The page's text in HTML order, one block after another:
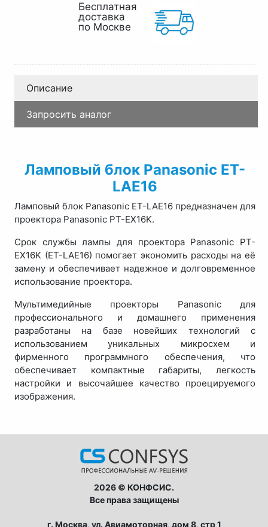
Бесплатная
доставка
по Москве
Описание
Запросить аналог
Ламповый блок Panasonic ET-
LAE16
Ламповый блок Panasonic ET-LAE16 предназначен для
проектора Panasonic PT-EX16K.
Срок службы лампы для проектора Panasonic PT-
EX16K (ET-LAE16) помогает экономить расходы на её
замену и обеспечивает надежное и долговременное
использование проектора.
Мультимедийные проекторы Panasonic для
профессионального и домашнего применения
разработаны на базе новейших технологий с
использованием уникальных микросхем и
фирменного программного обеспечения, что
обеспечивает компактные габариты, легкость
настройки и высочайшее качество проецируемого
изображения.
2026 © КОНФСИС.
Все права защищены
г. Москва, ул. Авиамоторная, дом 8, стр 1